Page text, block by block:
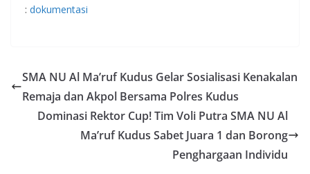
: dokumentasi
SMA NU Al Ma’ruf Kudus Gelar Sosialisasi Kenakalan
Remaja dan Akpol Bersama Polres Kudus
Dominasi Rektor Cup! Tim Voli Putra SMA NU Al
Ma’ruf Kudus Sabet Juara 1 dan Borong
Penghargaan Individu